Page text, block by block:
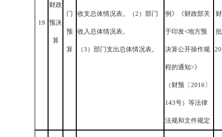
19
财政
预决
算
门
预
算
收支总体情况表。（2）部门
收入总体情况表。
（3）部门支出总体情况表。
例》《财政部关
于印发<地方预
决算公开操作规
程的通知>》
（财预〔2016〕
143号）等法律
法规和文件规定